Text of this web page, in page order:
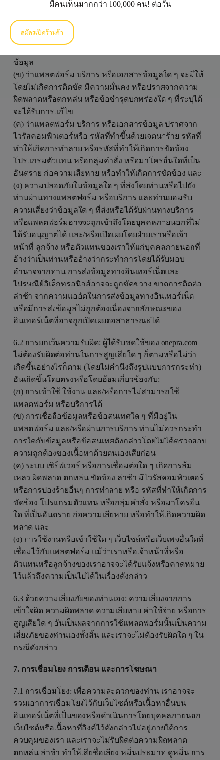
(ก) ความถูกต้อง เหมาะแก่เวลา ความพอเพียง มูลค่าใน
ทางพาณิชย์ หรือความครบถ้วนของข้อมูล และ/หรือข้อ
ข้อมูล
(ข) ว่าแพลตฟอร์ม บริการ หรือเอกสารข้อมูลใด ๆ จะมีให้
โดยไม่เกิดการติดขัด มีความมั่นคง หรือปราศจากความ
ผิดพลาดหรือตกหล่น หรือข้อชำรุดบกพร่องใด ๆ ที่ระบุได้
จะได้รับการแก้ไข
(ค) ว่าแพลตฟอร์ม บริการ หรือเอกสารข้อมูล ปราศจาก
ไวรัสคอมพิวเตอร์หรือ รหัสที่ทำขึ้นด้วยเจตนาร้าย รหัสที่
ทำให้เกิดการทำลาย หรือรหัสที่ทำให้เกิดการขัดข้อง
โปรแกรมตัวแทน หรือกลุ่มคำสั่ง หรือมาโครอื่นใดที่เป็น
อันตราย ก่อความเสียหาย หรือทำให้เกิดการขัดข้อง และ
(ง) ความปลอดภัยในข้อมูลใด ๆ ที่ส่งโดยท่านหรือไปยัง
ท่านผ่านทางแพลตฟอร์ม หรือบริการ และท่านยอมรับ
ความเสี่ยงว่าข้อมูลใด ๆ ที่ส่งหรือได้รับผ่านทางบริการ
หรือแพลตฟอร์มอาจจะถูกเข้าถึงโดยบุคคลภายนอกที่ไม่
ได้รับอนุญาตได้ และ/หรือเปิดเผยโดยฝ่ายเราหรือเจ้า
หน้าที่ ลูกจ้าง หรือตัวแทนของเราให้แก่บุคคลภายนอกที่
อ้างว่าเป็นท่านหรืออ้างว่ากระทำการโดยได้รับมอบ
อำนาจจากท่าน การส่งข้อมูลทางอินเทอร์เน็ตและ
ไปรษณีย์อิเล็กทรอนิกส์อาจจะถูกขัดขวาง ขาดการติดต่อ
ล่าช้า จากความแออัดในการส่งข้อมูลทางอินเทอร์เน็ต
หรือมีการส่งข้อมูลไม่ถูกต้องเนื่องจากลักษณะของ
อินเทอร์เน็ตที่อาจถูกเปิดเผยต่อสาธารณะได้
6.2 การยกเว้นความรับผิด: ผู้ได้รับชดใช้ของ onepra.com
ไม่ต้องรับผิดต่อท่านในการสูญเสียใด ๆ ก็ตามหรือไม่ว่า
เกิดขึ้นอย่างไรก็ตาม (โดยไม่คำนึงถึงรูปแบบการกระทำ)
อันเกิดขึ้นโดยตรงหรือโดยอ้อมเกี่ยวข้องกับ:
(ก) การเข้าใช้ ใช้งาน และ/หรือการไม่สามารถใช้
แพลตฟอร์ม หรือบริการได้
(ข) การเชื่อถือข้อมูลหรือข้อสนเทศใด ๆ ที่มีอยู่ใน
แพลตฟอร์ม และ/หรือผ่านการบริการ ท่านไม่ควรกระทำ
การใดกับข้อมูลหรือข้อสนเทศดังกล่าวโดยไม่ได้ตรวจสอบ
ความถูกต้องของเนื้อหาด้วยตนเองเสียก่อน
(ค) ระบบ เซิร์ฟเวอร์ หรือการเชื่อมต่อใด ๆ เกิดการล้ม
เหลว ผิดพลาด ตกหล่น ขัดข้อง ล่าช้า มีไวรัสคอมพิวเตอร์
หรือการปองร้ายอื่นๆ การทำลาย หรือ รหัสที่ทำให้เกิดการ
ขัดข้อง โปรแกรมตัวแทน หรือกลุ่มคำสั่ง หรือมาโครอื่น
ใด ที่เป็นอันตราย ก่อความเสียหาย หรือทำให้เกิดความผิด
พลาด และ
(ง) การใช้งานหรือเข้าใช้ใด ๆ เว็บไซต์หรือเว็บเพจอื่นใดที่
เชื่อมไว้กับแพลตฟอร์ม แม้ว่าเราหรือเจ้าหน้าที่หรือ
ตัวแทนหรือลูกจ้างของเราอาจจะได้รับแจ้งหรือคาดหมาย
ไว้แล้วถึงความเป็นไปได้ในเรื่องดังกล่าว
6.3 ด้วยความเสี่ยงภัยของท่านเอง: ความเสี่ยงจากการ
เข้าใจผิด ความผิดพลาด ความเสียหาย ค่าใช้จ่าย หรือการ
สูญเสียใด ๆ อันเป็นผลจากการใช้แพลตฟอร์มนั้นเป็นความ
เสี่ยงภัยของท่านเองทั้งสิ้น และเราจะไม่ต้องรับผิดใด ๆ ใน
กรณีดังกล่าว
7. การเชื่อมโยง การเตือน และการโฆษณา
7.1 การเชื่อมโยง: เพื่อความสะดวกของท่าน เราอาจจะ
รวมเอาการเชื่อมโยงไว้กับเว็บไซต์หรือเนื้อหาอื่นบน
อินเทอร์เน็ตที่เป็นของหรือดำเนินการโดยบุคคลภายนอก
เว็บไซต์หรือเนื้อหาที่ลิงค์ไว้ดังกล่าวไม่อยู่ภายใต้การ
ควบคุมของเรา และเราจะไม่รับผิดต่อความผิดพลาด
ตกหล่น ล่าช้า ทำให้เสียชื่อเสียง หมิ่นประมาท ดูหมิ่น การ
มีคนเห็นมากกว่า 100,000 คน! ต่อวัน
สมัครเปิดร้านค้า